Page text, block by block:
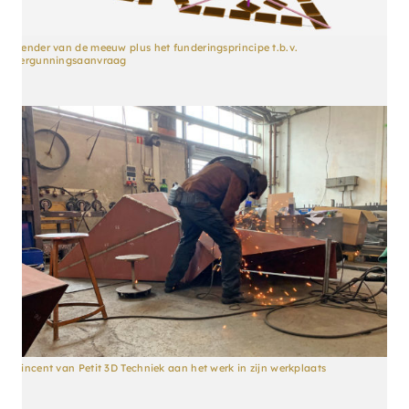
Render van de meeuw plus het funderingsprincipe t.b.v.
vergunningsaanvraag
Vincent van Petit 3D Techniek aan het werk in zijn werkplaats